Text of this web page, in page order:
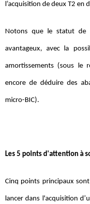
l’acquisition de deux T2 en
Notons que le statut de
avantageux, avec la
amortissements (sous le
encore de déduire des
micro-BIC).
Les 5 points d'attention à
Cinq points principaux
lancer dans l'acquisition